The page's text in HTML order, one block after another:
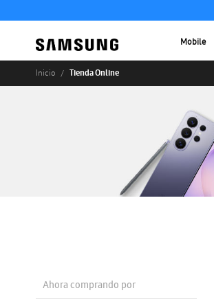
Mobile
Inicio Tienda Online
Ahora comprando por